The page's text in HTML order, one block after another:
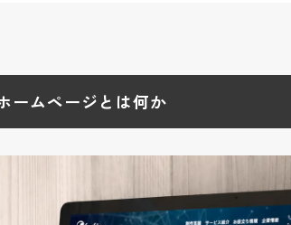
とSEO対策のバランス
ームページとは何か